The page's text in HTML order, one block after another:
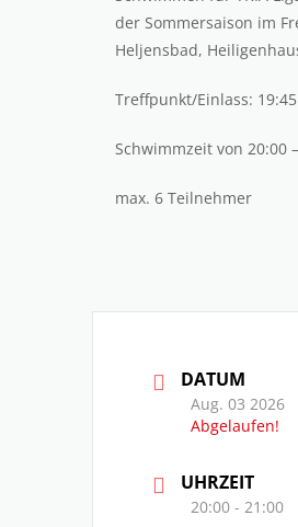
der Sommersaison im
Heljensbad,
Treffpunkt/Einlass:
Schwimmzeit von 20:00
max. 6 Teilnehmer
DATUM
Aug. 03 2026
Abgelaufen!
UHRZEIT
20:00 - 21:00